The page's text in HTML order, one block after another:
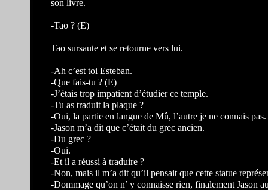
son livre.
-Tao ? (E)
Tao sursaute et se retourne vers lui.
-Ah c’est toi Esteban.
-Que fais-tu ? (E)
-J’étais trop impatient d’étudier ce temple.
-Tu as traduit la plaque ?
-Oui, la partie en langue de Mû, l’autre je ne connais pas.
-Jason m’a dit que c’était du grec ancien.
-Du grec ?
-Oui.
-Et il a réussi à traduire ?
-Non, mais il m’a dit qu’il pensait que cette statue
-Dommage qu’on n’ y connaisse rien, finalement Jason